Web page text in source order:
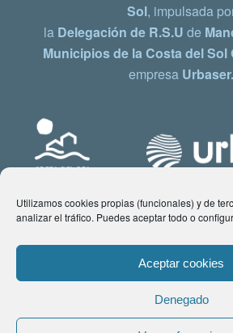
Utilizamos cookies propias (funcionales) y de
analizar el tráfico. Puedes aceptar todo o
Aceptar cookies
Denegado
Sol, impulsada
la Delegación de R.S.U de
Municipios de la Costa del Sol
empresa Urbaser.